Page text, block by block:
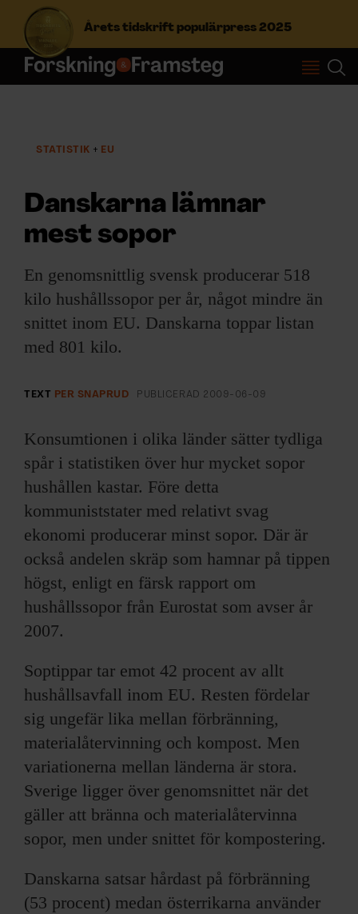
Årets tidskrift populärpress 2025
S
f
Logga in
NYHETSBREV
ÄMNEN
EVENEMANG & RESOR
SHOP
KONTAKTA F&F
SKRIV I F&F
PRENUMERERA PÅ F&F
ANNONSERA I F&F
STATISTIK EU
Danskarna lämnar
mest sopor
En genomsnittlig svensk producerar 518
kilo hushållssopor per år, något mindre än
snittet inom EU. Danskarna toppar listan
med 801 kilo.
TEXT PER SNAPRUD PUBLICERAD 2009-06-09
Konsumtionen i olika länder sätter tydliga
spår i statistiken över hur mycket sopor
hushållen kastar. Före detta
kommuniststater med relativt svag
ekonomi producerar minst sopor. Där är
också andelen skräp som hamnar på tippen
högst, enligt en färsk rapport om
hushållssopor från Eurostat som avser år
2007.
Soptippar tar emot 42 procent av allt
hushållsavfall inom EU. Resten fördelar
sig ungefär lika mellan förbränning,
material­återvinning och kompost. Men
variationerna mellan länderna är stora.
Sverige ligger över genomsnittet när det
gäller att bränna och materialåtervinna
sopor, men under snittet för kompostering.
Danskarna satsar hårdast på förbränning
(53 procent) medan österrikarna an­vänder